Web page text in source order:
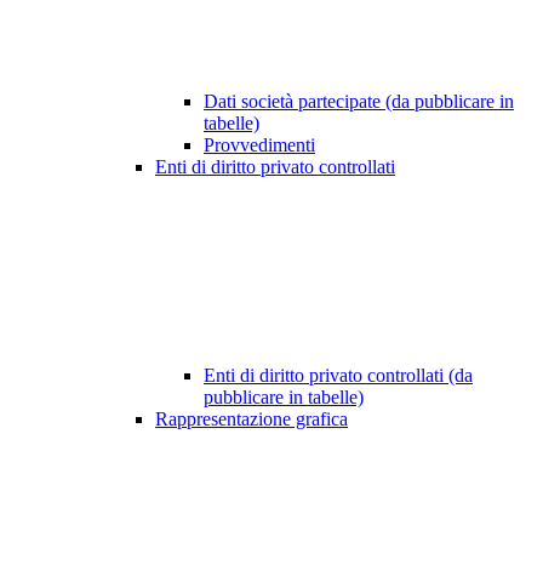
Dati società partecipate (da pubblicare in
tabelle)
Provvedimenti
Enti di diritto privato controllati
Enti di diritto privato controllati (da
pubblicare in tabelle)
Rappresentazione grafica